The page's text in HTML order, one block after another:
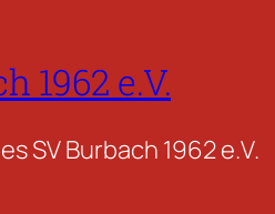
1962 e.V.
SV Burbach 1962 e.V.